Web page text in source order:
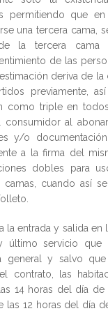
permitiendo que en
una tercera cama,
la tercera cama
de las
deriva de la
previamente,
como triple en
consumidor al
y/o
a la firma del
dobles para
camas, cuando así
la entrada y salida en
último servicio que
general y salvo que
contrato, las
14 horas del día
las 12 horas del día